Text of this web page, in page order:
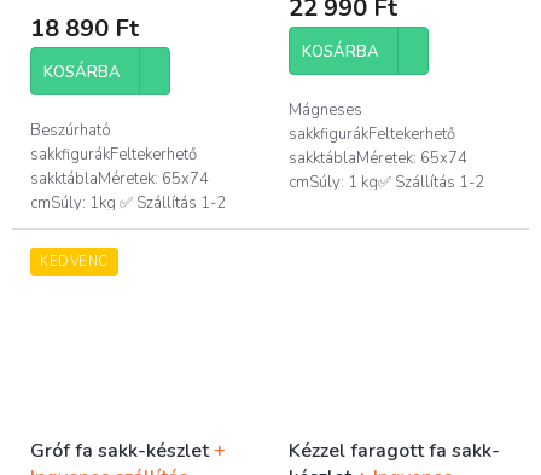
18 890 Ft
KOSÁRBA
Beszúrható
sakkfigurákFeltekerhető
sakktáblaMéretek: 65x74
cmSúly: 1kg ✅ Szállítás 1-2
nap✅...
átlagos
értékelése
5-
4,5
csillag.
22 990 Ft
KOSÁRBA
Mágneses
sakkfigurákFeltekerhető
sakktáblaMéretek: 65x74
cmSúly: 1 kg✅ Szállítás 1-2
KEDVENC
Gróf fa sakk-készlet+
Kézzel faragott fa sakk-